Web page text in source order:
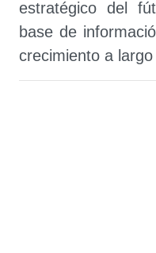
estratégico del
base de
crecimiento a